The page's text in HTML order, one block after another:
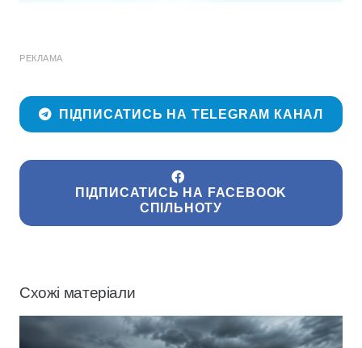
РЕКЛАМА
ПІДПИСАТИСЬ НА TELEGRAM КАНАЛ
ПІДПИСАТИСЬ НА FACEBOOK
СПІЛЬНОТУ
Схожі матеріали